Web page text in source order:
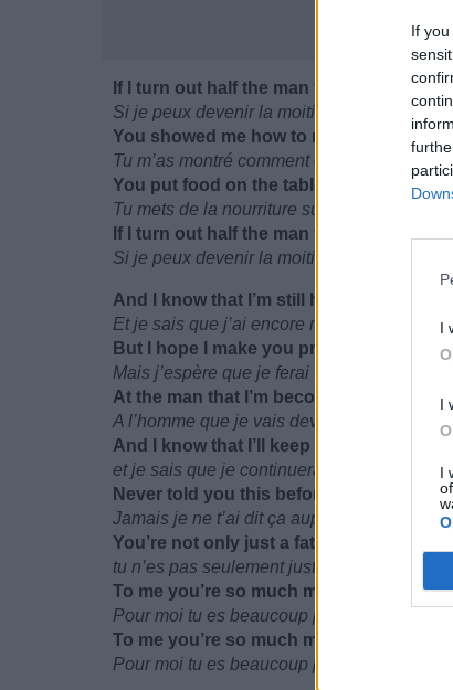
If
I
I
I
If I turn out half the man you are I’ll be
Si je peux devenir la moitié de l’homme
You showed me how to raise a family
Tu m’as montré comment construire une
You put food on the table so that I was
Tu mets de la nourriture sur la table, c’est
If I turn out half the man you are, I’ll be
Si je peux devenir la moitié de l’homme
And I know that I’m still hurting,
Et je sais que j’ai encore mis un genou à
But I hope I make you proud
Mais j’espère que je ferai ta fierté
At the man that I’m becoming and the
A l’homme que je vais devenir et à
And I know that I’ll keep learning
et je sais que je continuerai à apprendre
Never told you this before
Jamais je ne t’ai dit ça auparavant
You’re not only just a father
tu n’es pas seulement juste un père
To me you’re so much more
Pour moi tu es beaucoup plus
To me you’re so much more…
Pour moi tu es beaucoup plus…